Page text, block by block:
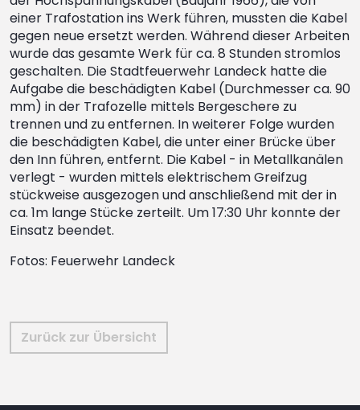
einer Trafostation ins Werk führen, mussten die Kabel
gegen neue ersetzt werden. Während dieser Arbeiten
wurde das gesamte Werk für ca. 8 Stunden stromlos
geschalten. Die Stadtfeuerwehr Landeck hatte die
Aufgabe die beschädigten Kabel (Durchmesser ca. 90
mm) in der Trafozelle mittels Bergeschere zu
trennen und zu entfernen. In weiterer Folge wurden
die beschädigten Kabel, die unter einer Brücke über
den Inn führen, entfernt. Die Kabel - in Metallkanälen
verlegt - wurden mittels elektrischem Greifzug
stückweise ausgezogen und anschließend mit der in
ca. 1m lange Stücke zerteilt. Um 17:30 Uhr konnte der
Einsatz beendet.
Fotos: Feuerwehr Landeck
Zurück zur Übersicht